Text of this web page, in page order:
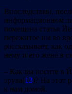
Впоследствии,
информационном
помещена статья
пережитое им во
рассказывает, как
нему и его жене в
– Как вы носите в
эрува(13)? На этот
к нам домой.